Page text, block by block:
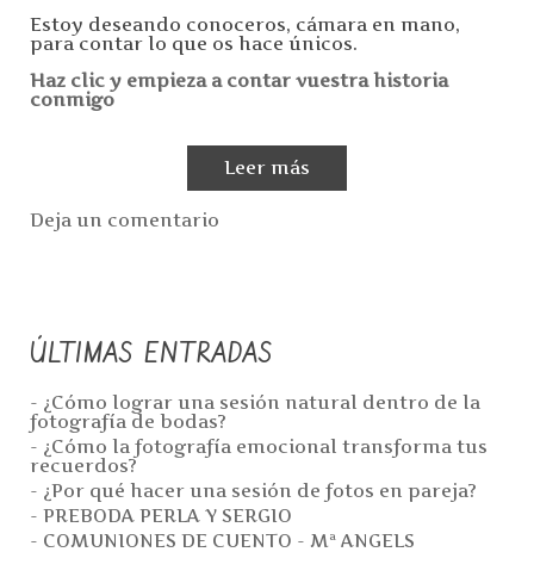
Estoy deseando conoceros, cámara en mano,
para contar lo que os hace únicos.
Haz clic y empieza a contar vuestra historia
conmigo
Leer más
Deja un comentario
ÚLTIMAS ENTRADAS
- ¿Cómo lograr una sesión natural dentro de la
fotografía de bodas?
- ¿Cómo la fotografía emocional transforma tus
recuerdos?
- ¿Por qué hacer una sesión de fotos en pareja?
- PREBODA PERLA Y SERGIO
- COMUNIONES DE CUENTO - Mª ANGELS